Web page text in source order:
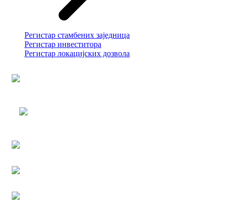
Регистар стамбених заједница
Регистар инвеститора
Регистар локацијских дозвола